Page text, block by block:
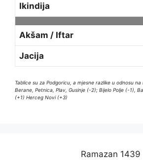
Ikindija
Akšam / Iftar
Jacija
Tablice su za Podgoricu, a mjesne razlike u odnosu
Berane, Petnica, Plav, Gusinje (-2); Bijelo Polje (-1),
(+1) Herceg Novi (+3)
Ramazan 1439